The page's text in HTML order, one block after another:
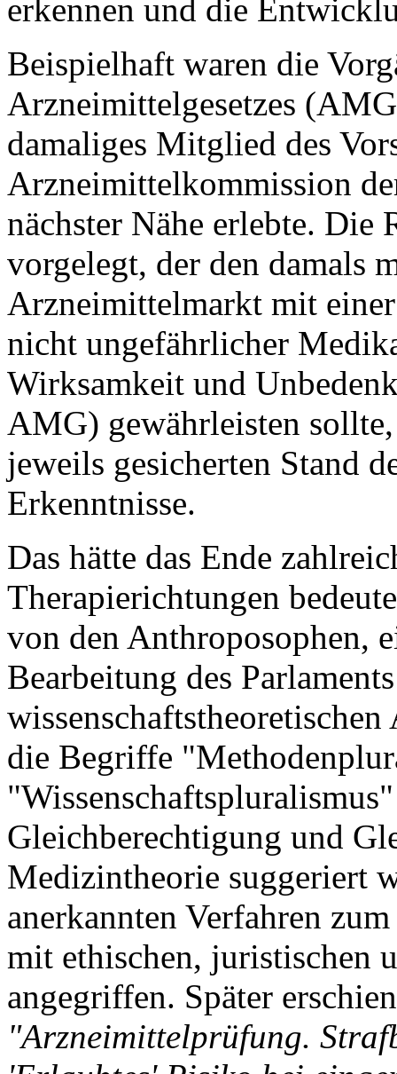
erkennen und die
Beispielhaft waren die
Arzneimittelgesetzes
damaliges Mitglied des
Arzneimittelkommission
nächster Nähe erlebte. Die
vorgelegt, der den damals
Arzneimittelmarkt mit
nicht ungefährlicher
Wirksamkeit und
AMG) gewährleisten
jeweils gesicherten Stand
Erkenntnisse.
Das hätte das Ende
Therapierichtungen
von den Anthroposophen,
Bearbeitung des
die Begriffe
Gleichberechtigung und
Medizintheorie suggeriert
anerkannten Verfahren
mit ethischen, juristischen
angegriffen. Später
"Arzneimittelprüfung.